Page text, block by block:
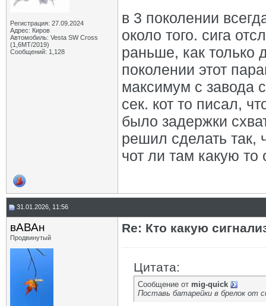
Регистрация: 27.09.2024
Адрес: Киров
Автомобиль: Vesta SW Cross
(1,6МТ/2019)
Сообщений: 1,128
в 3 поколении
около того. сига
раньше, как только
поколении этот
максимум с завода
сек. кот то писал,
было задержки
решил сделать так,
чот ли там какую то
31.01.2026, 11:56
вАВАн
Продвинутый
Re: Кто какую
Цитата:
Сообщение от mig-quick
Поставь батарейки в брелок от